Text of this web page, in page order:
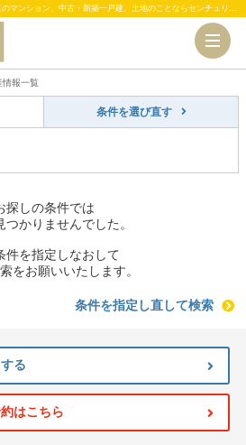
東京都 足立区伊興本町 ｜台東区・荒川区のマンション、中古・新築一戸建、土地のことならセンチュリー21クレール不動産
情報一覧
条件を選び直す
探しの条件では
つかりませんでした。
件を指定しなおして
をお願いいたします。
条件を指定し直して検索
る
はこちら